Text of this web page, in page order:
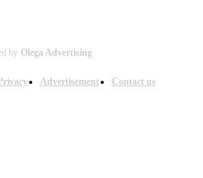
by Olega Advertising
Advertisement Contact us